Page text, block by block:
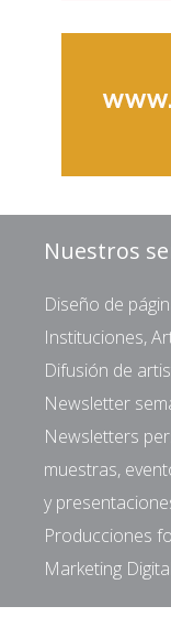
Nuestros
Diseño de
Instituciones,
Difusión de
Newsletter
Newsletters
muestras,
y
Producciones
Marketing Digital